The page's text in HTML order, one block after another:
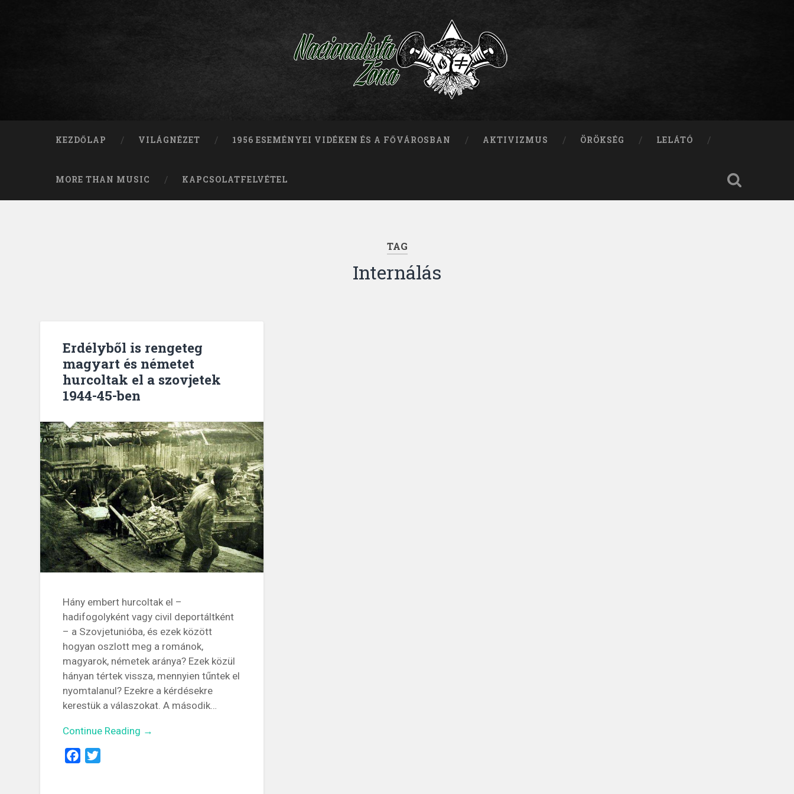
KEZDŐLAP VILÁGNÉZET 1956 ESEMÉNYEI VIDÉKEN ÉS A FŐVÁROSBAN AKTIVIZMUS ÖRÖKSÉG LELÁTÓ
MORE THAN MUSIC KAPCSOLATFELVÉTEL
TAG
Internálás
Erdélyből is rengeteg
magyart és németet
hurcoltak el a szovjetek
1944-45-ben
Hány embert hurcoltak el –
hadifogolyként vagy civil deportáltként
– a Szovjetunióba, és ezek között
hogyan oszlott meg a románok,
magyarok, németek aránya? Ezek közül
hányan tértek vissza, mennyien tűntek el
nyomtalanul? Ezekre a kérdésekre
kerestük a válaszokat. A második…
Continue Reading →
Facebook